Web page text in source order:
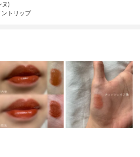
ヌ)
トリップ